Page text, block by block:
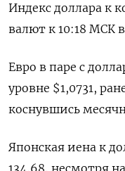
Индекс доллара к
валют к 10:18 МСК
Евро в паре с
уровне $1,0731​,
коснувшись
Японская иена к
134,68, несмотря